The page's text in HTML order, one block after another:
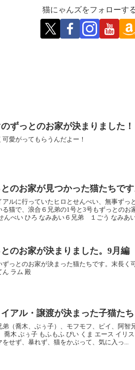
猫にゃんズをフォローす
ずっとのお家が決まりました！
可愛がってもらうんだよー！
のお家が見つかった猫たちです
アルに行っていたヒロとせんべい、無事ず
る猫で、浪合６兄弟の1号と3号もずっとの
んべい ひろ なみあい６兄弟 １ごう なみあ
のお家が決まりました。9月編
ずっとのお家が決まった猫たちです。末長く
ん ラム 殿
イアル・譲渡が決まった子猫たち
弟（喬木、ぶぅ子）、モフモフ、ピイ、阿智
喬木 ぶぅ子 もふもふ ぴい くま エース イリ
をせず、暴れず、猫をかぶって、気に入っ...